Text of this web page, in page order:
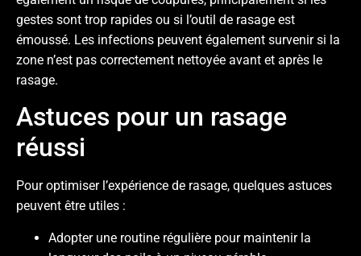
gestes sont trop rapides ou si l’outil de rasage est
émoussé. Les infections peuvent également survenir si la
zone n’est pas correctement nettoyée avant et après le
rasage.
Astuces pour un rasage
réussi
Pour optimiser l’expérience de rasage, quelques astuces
peuvent être utiles :
Adopter une routine régulière pour maintenir la